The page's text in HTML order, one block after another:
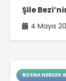
Şile
4 Mayıs
BOSNA HERSEK